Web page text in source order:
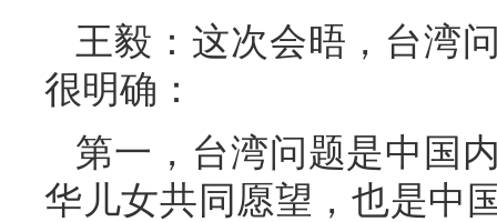
王毅：这次会晤，台湾
很明确：
第一，台湾问题是中国
华儿女共同愿望，也是中